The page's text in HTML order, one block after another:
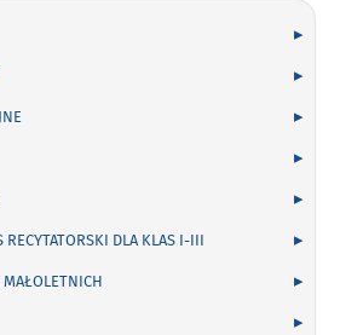
DLA KLAS I-III
MAŁOLETNICH